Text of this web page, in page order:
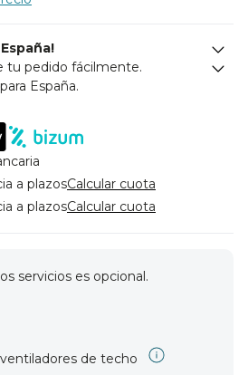
tu pedido fácilmente.
España.
a plazosCalcular cuota
a plazosCalcular cuota
servicios es opcional.
de techo